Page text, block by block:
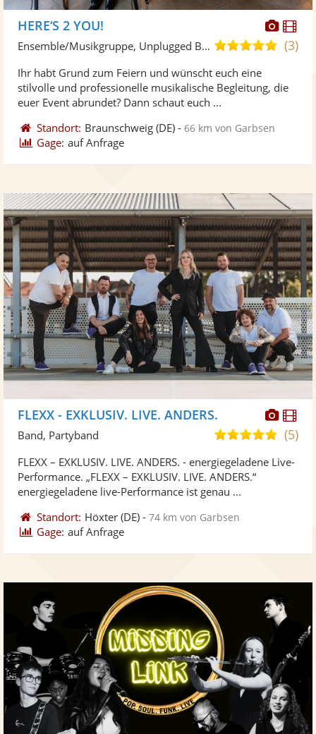
HERE‘S 2 YOU!
5,0
5
(3)
Ensemble/Musikgruppe, Unplugged Band/Akustik Band
Ihr habt Grund zum Feiern und wünscht euch eine
stilvolle und professionelle musikalische Begleitung, die
euer Event abrundet? Dann schaut euch ...
Standort: Braunschweig (DE) -66 km von Garbsen
Gage: auf Anfrage
Fotos
FLEXX - EXKLUSIV. LIVE. ANDERS.
5,0
5
(5)
Band, Partyband
FLEXX – EXKLUSIV. LIVE. ANDERS. - energiegeladene Live-
Performance. „FLEXX – EXKLUSIV. LIVE. ANDERS.“
energiegeladene live-Performance ist genau ...
Standort: Höxter (DE) -74 km von Garbsen
Gage: auf Anfrage